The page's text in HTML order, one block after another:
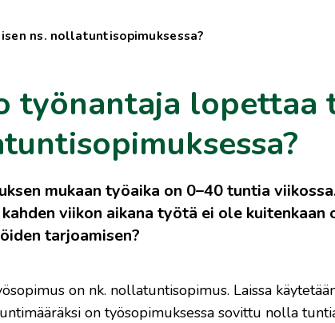
ns. nollatuntisopimuksessa?
työnantaja lopettaa
mukaan työaika on 0–40 tuntia
viikon aikana työtä ei ole
tarjoamisen?
on nk. nollatuntisopimus. Laissa
on työsopimuksessa sovittu nolla